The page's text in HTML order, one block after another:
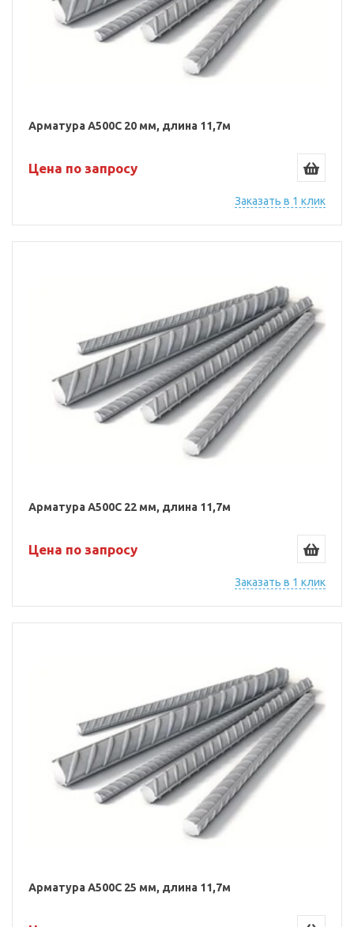
Арматура А500С 20 мм, длина 11,7м
Цена по запросу
Заказать в 1 клик
Арматура А500С 22 мм, длина 11,7м
Цена по запросу
Заказать в 1 клик
Арматура А500С 25 мм, длина 11,7м